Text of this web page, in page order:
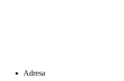
Adresa